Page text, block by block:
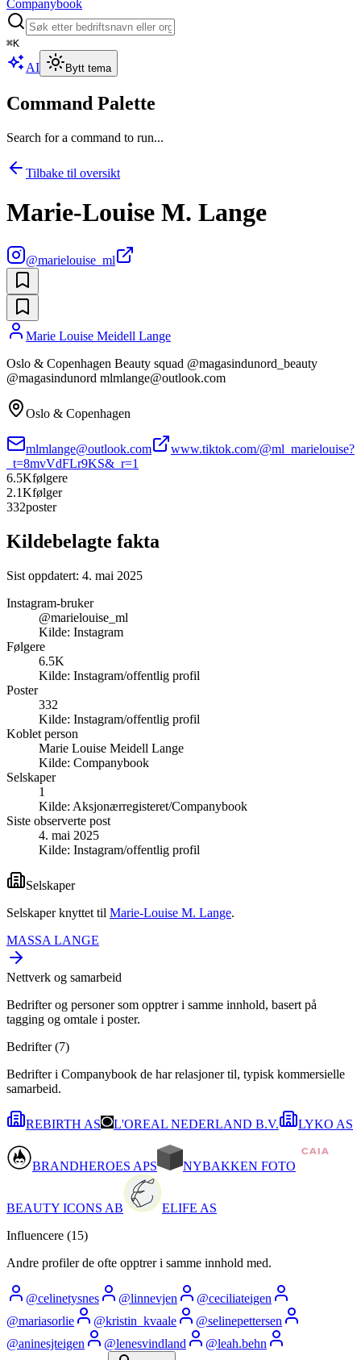
Companybook
⌘K
AI Bytt tema
Command Palette
Search for a command to run...
Tilbake til oversikt
Marie-Louise M. Lange
@marielouise_ml
Marie Louise Meidell Lange
Oslo & Copenhagen Beauty squad @magasindunord_beauty
@magasindunord mlmlange@outlook.com
Oslo & Copenhagen
mlmlange@outlook.com
www.tiktok.com/@ml_marielouise?
_t=8mvVdFLr9KS&_r=1
6.5Kfølgere
2.1Kfølger
332poster
Kildebelagte fakta
Sist oppdatert: 4. mai 2025
Instagram-bruker
@marielouise_ml
Kilde: Instagram
Følgere
6.5K
Kilde: Instagram/offentlig profil
Poster
332
Kilde: Instagram/offentlig profil
Koblet person
Marie Louise Meidell Lange
Kilde: Companybook
Selskaper
1
Kilde: Aksjonærregisteret/Companybook
Siste observerte post
4. mai 2025
Kilde: Instagram/offentlig profil
Selskaper
Selskaper knyttet til Marie-Louise M. Lange.
MASSA LANGE
Nettverk og samarbeid
Bedrifter og personer som opptrer i samme innhold, basert på
tagging og omtale i poster.
Bedrifter (7)
Bedrifter i Companybook de har relasjoner til, typisk kommersielle
samarbeid.
REBIRTH AS L'OREAL NEDERLAND B.V. LYKO AS
BRANDHEROES APS NYBAKKEN FOTO
BEAUTY ICONS AB
ELIFE AS
Influencere (15)
Andre profiler de ofte opptrer i samme innhold med.
@celinetysnes @linnevjen @ceciliateigen
@mariasorlie @kristin_kvaale @selinepettersen
@aninesjteigen @lenesvindland @leah.behn